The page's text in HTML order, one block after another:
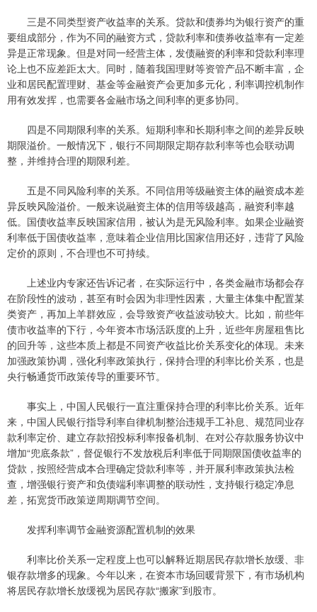
三是不同类型资产收益率的关系。贷款和债券均为银行资产的重
要组成部分，作为不同的融资方式，贷款利率和债券收益率有一定差
异是正常现象。但是对同一经营主体，发债融资的利率和贷款利率理
论上也不应差距太大。同时，随着我国理财等资管产品不断丰富，企
业和居民配置理财、基金等金融资产会更加多元化，利率调控机制作
用有效发挥，也需要各金融市场之间利率的更多协同。
四是不同期限利率的关系。短期利率和长期利率之间的差异反映
期限溢价。一般情况下，银行不同期限定期存款利率等也会联动调
整，并维持合理的期限利差。
五是不同风险利率的关系。不同信用等级融资主体的融资成本差
异反映风险溢价。一般来说融资主体的信用等级越高，融资利率越
低。国债收益率反映国家信用，被认为是无风险利率。如果企业融资
利率低于国债收益率，意味着企业信用比国家信用还好，违背了风险
定价的原则，不合理也不可持续。
上述业内专家还告诉记者，在实际运行中，各类金融市场都会存
在阶段性的波动，甚至有时会因为非理性因素，大量主体集中配置某
类资产，再加上羊群效应，会导致资产收益波动较大。比如，前些年
债市收益率的下行，今年资本市场活跃度的上升，近些年房屋租售比
的回升等，这些本质上都是不同资产收益比价关系变化的体现。未来
加强政策协调，强化利率政策执行，保持合理的利率比价关系，也是
央行畅通货币政策传导的重要环节。
事实上，中国人民银行一直注重保持合理的利率比价关系。近年
来，中国人民银行指导利率自律机制整治违规手工补息、规范同业存
款利率定价、建立存款招投标利率报备机制、在对公存款服务协议中
增加“兜底条款”，督促银行不发放税后利率低于同期限国债收益率的
贷款，按照经营成本合理确定贷款利率等，并开展利率政策执法检
查，增强银行资产和负债端利率调整的联动性，支持银行稳定净息
差，拓宽货币政策逆周期调节空间。
发挥利率调节金融资源配置机制的效果
利率比价关系一定程度上也可以解释近期居民存款增长放缓、非
银存款增多的现象。今年以来，在资本市场回暖背景下，有市场机构
将居民存款增长放缓视为居民存款“搬家”到股市。